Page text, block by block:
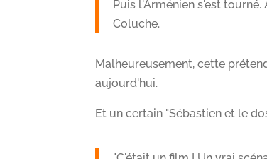
Puis l'Arménien s'est
Coluche.
Malheureusement, cette
aujourd'hui.
Et un certain "Sébastien et le